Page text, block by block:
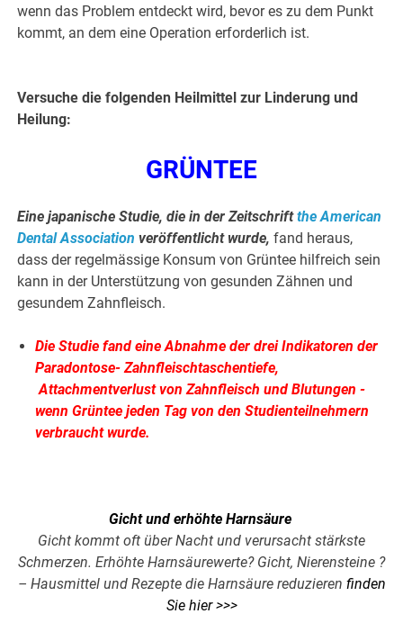
wenn das Problem entdeckt wird, bevor es zu dem Punkt
kommt, an dem eine Operation erforderlich ist.
Versuche die folgenden Heilmittel zur Linderung und
Heilung:
GRÜNTEE
Eine japanische Studie, die in der Zeitschriftthe American
Dental Association veröffentlicht wurde, fand heraus,
dass der regelmässige Konsum von Grüntee hilfreich sein
kann in der Unterstützung von gesunden Zähnen und
gesundem Zahnfleisch.
Die Studie fand eine Abnahme der drei Indikatoren der
Paradontose- Zahnfleischtaschentiefe,
Attachmentverlust von Zahnfleisch und Blutungen -
wenn Grüntee jeden Tag von den Studienteilnehmern
verbraucht wurde.
Gicht und erhöhte Harnsäure
Gicht kommt oft über Nacht und verursacht stärkste
Schmerzen. Erhöhte Harnsäurewerte? Gicht, Nierensteine ?
– Hausmittel und Rezepte die Harnsäure reduzieren finden
Sie hier >>>